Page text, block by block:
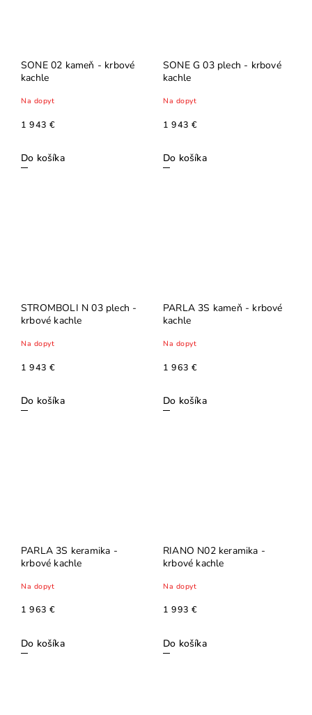
SONE 02 kameň - krbové
kachle
Na dopyt
1 943 €
Do košíka
SONE G 03 plech - krbové
kachle
Na dopyt
1 943 €
Do košíka
STROMBOLI N 03 plech -
krbové kachle
Na dopyt
1 943 €
Do košíka
PARLA 3S kameň - krbové
kachle
Na dopyt
1 963 €
Do košíka
PARLA 3S keramika -
krbové kachle
Na dopyt
1 963 €
Do košíka
RIANO N02 keramika -
krbové kachle
Na dopyt
1 993 €
Do košíka